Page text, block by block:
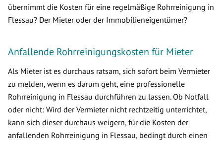
übernimmt die Kosten für eine regelmäßige Rohrreinigung in
Flessau? Der Mieter oder der Immobilieneigentümer?
Anfallende Rohrreinigungskosten für Mieter
Als Mieter ist es durchaus ratsam, sich sofort beim Vermieter
zu melden, wenn es darum geht, eine professionelle
Rohrreinigung in Flessau durchführen zu lassen. Ob Notfall
oder nicht: Wird der Vermieter nicht rechtzeitig unterrichtet,
kann sich dieser durchaus weigern, für die Kosten der
anfallenden Rohrreinigung in Flessau, bedingt durch einen